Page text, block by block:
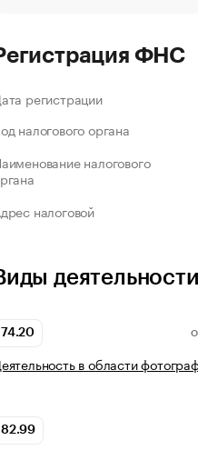
ФНС
регистрации
налогового органа
налогового
налоговой
деятельности
74.20
в области
82.99